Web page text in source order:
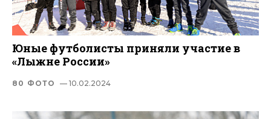
Юные футболисты приняли участие в
«Лыжне России»
80 ФОТО — 10.02.2024